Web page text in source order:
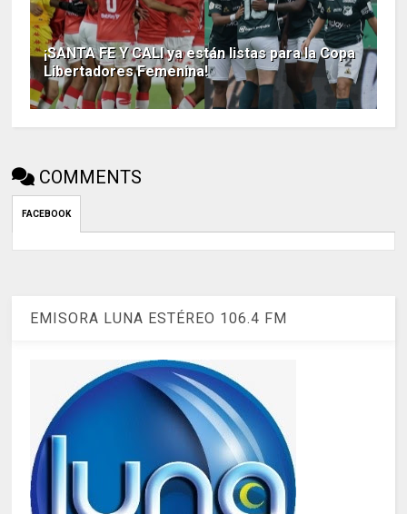
¡SANTA FE Y CALI ya están listas para la Copa
Libertadores Femenina!
COMMENTS
FACEBOOK
EMISORA LUNA ESTÉREO 106.4 FM